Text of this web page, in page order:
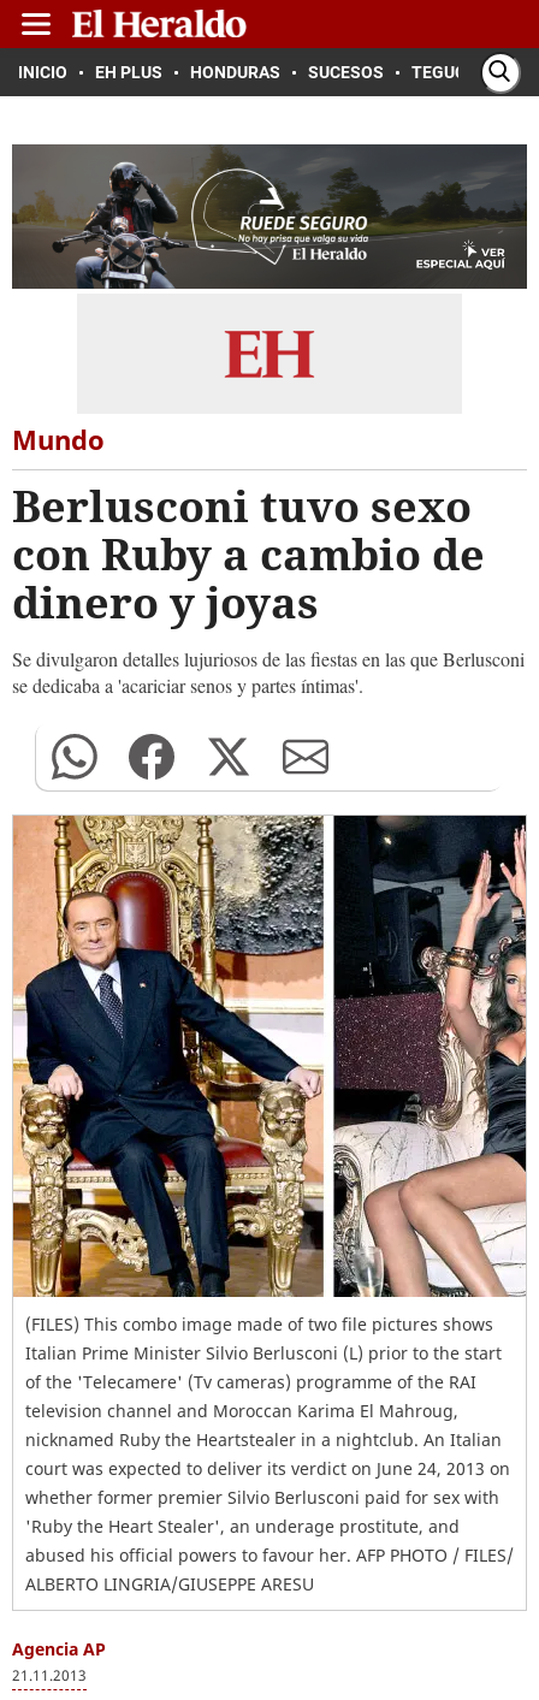
INICIO EH PLUS HONDURAS SUCESOS TEGUCIGALPA
Mundo
Berlusconi tuvo sexo
con Ruby a cambio de
dinero y joyas
Se divulgaron detalles lujuriosos de las fiestas en las que Berlusconi
se dedicaba a 'acariciar senos y partes íntimas'.
(FILES) This combo image made of two file pictures shows
Italian Prime Minister Silvio Berlusconi (L) prior to the start
of the 'Telecamere' (Tv cameras) programme of the RAI
television channel and Moroccan Karima El Mahroug,
nicknamed Ruby the Heartstealer in a nightclub. An Italian
court was expected to deliver its verdict on June 24, 2013 on
whether former premier Silvio Berlusconi paid for sex with
'Ruby the Heart Stealer', an underage prostitute, and
abused his official powers to favour her. AFP PHOTO / FILES/
ALBERTO LINGRIA/GIUSEPPE ARESU
Agencia AP
21.11.2013